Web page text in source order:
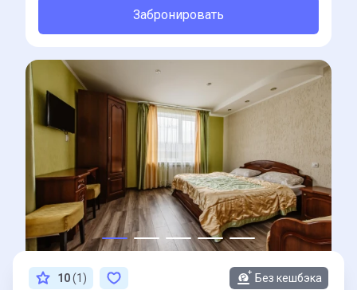
Забронировать
10(1) Без кешбэка